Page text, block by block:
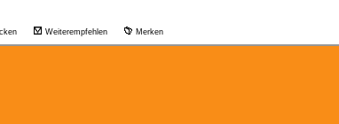
Weiterempfehlen Merken